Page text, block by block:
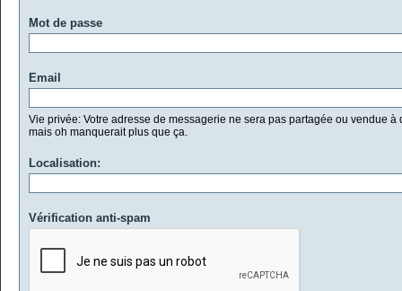
Mot de passe
Email
Vie privée: Votre adresse de messagerie ne sera pas partagée ou vendue à
mais oh manquerait plus que ça.
Localisation:
Vérification anti-spam